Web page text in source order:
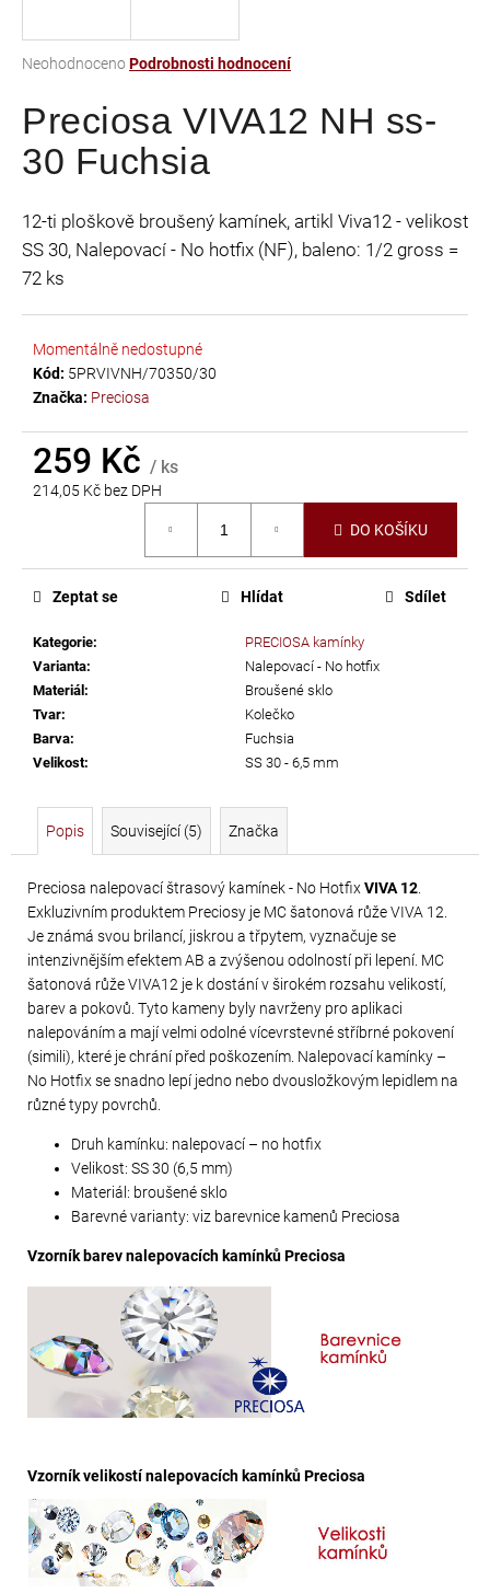
Průměrné
produktu
je
0,0
hvězdiček.
NeohodnocenoPodrobnosti hodnocení
Preciosa VIVA12 NH ss-
30 Fuchsia
12-ti ploškově broušený kamínek, artikl Viva12 - velikost
SS 30, Nalepovací - No hotfix (NF), baleno: 1/2 gross =
72 ks
Momentálně nedostupné
Kód: 5PRVIVNH/70350/30
Značka: Preciosa
259 Kč / ks
214,05 Kč bez DPH
DO KOŠÍKU
Kategorie:
PRECIOSA kamínky
Varianta:
Nalepovací - No hotfix
Materiál:
Broušené sklo
Tvar:
Kolečko
Barva:
Fuchsia
Velikost: SS 30 - 6,5 mm
Zeptat se Hlídat Sdílet
Popis Související (5) Značka
Preciosa nalepovací štrasový kamínek - No HotfixVIVA 12
Exkluzivním produktem Preciosy je MC šatonová růže VIVA 12.
Je známá svou brilancí, jiskrou a třpytem, vyznačuje se
intenzivnějším efektem AB a zvýšenou odolností při lepení. MC
šatonová růže VIVA12 je k dostání v širokém rozsahu velikostí,
barev a pokovů. Tyto kameny byly navrženy pro aplikaci
nalepováním a mají velmi odolné vícevrstevné stříbrné pokovení
(simili), které je chrání před poškozením. Nalepovací kamínky –
No Hotfix se snadno lepí jedno nebo dvousložkovým lepidlem na
různé typy povrchů.
Druh kamínku: nalepovací – no hotfix
Velikost: SS 30 (6,5 mm)
Materiál: broušené sklo
Barevné varianty: viz barevnice kamenů Preciosa
Vzorník barev nalepovacích kamínků Preciosa
Vzorník velikostí nalepovacích kamínků Preciosa
j
t
?
HLEDAT
D
o
p
u
e
m
SWAROVSKI
XIRIUS
NH
SS-
CRYSTAL
AB
299
Kč